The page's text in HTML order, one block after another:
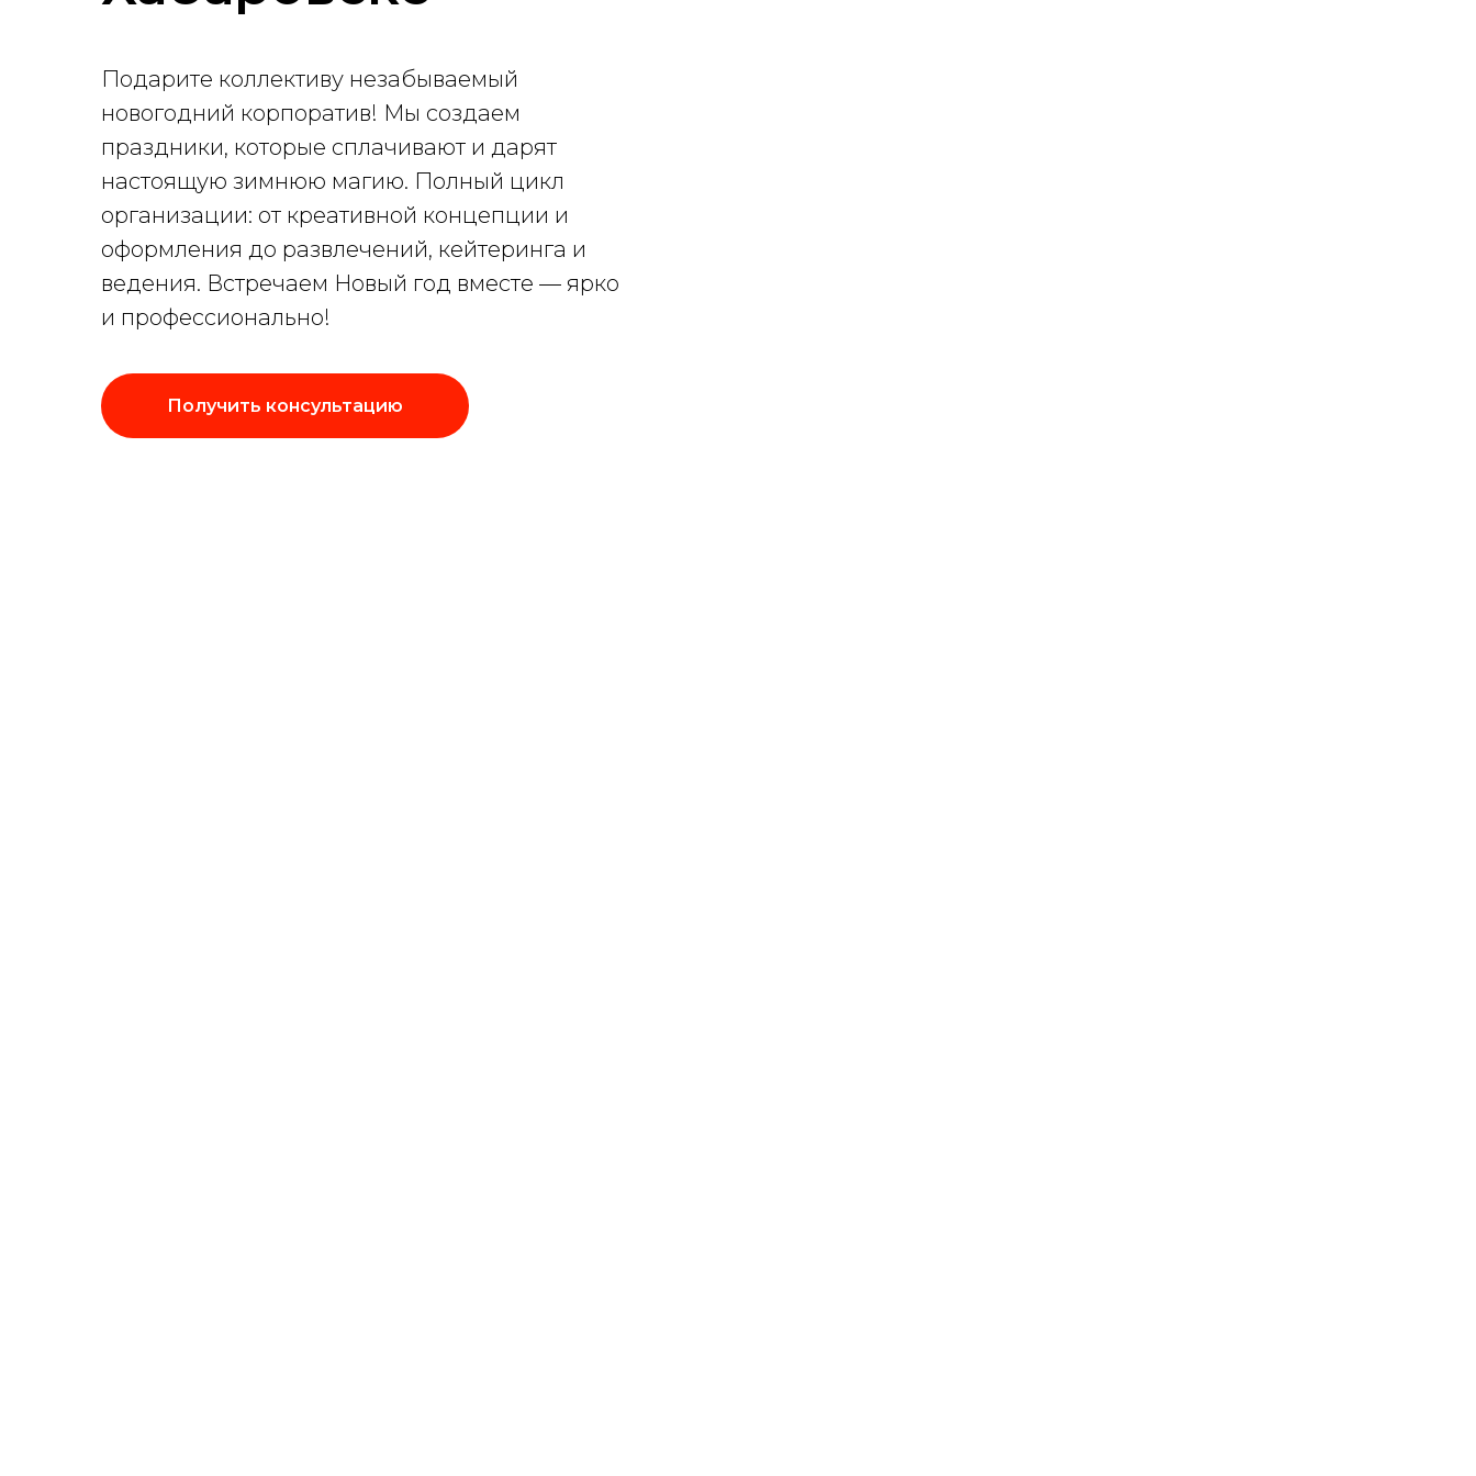
Подарите коллективу незабываемый
новогодний корпоратив! Мы создаем
праздники, которые сплачивают и дарят
настоящую зимнюю магию. Полный цикл
организации: от креативной концепции и
оформления до развлечений, кейтеринга и
ведения. Встречаем Новый год вместе — ярко
и профессионально!
Получить консультацию